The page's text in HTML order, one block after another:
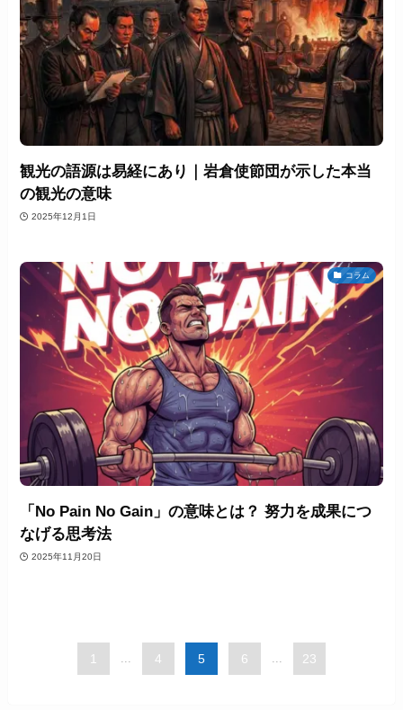
観光の語源は易経にあり｜岩倉使節団が示した本当
の観光の意味
2025年12月1日
コラム
「No Pain No Gain」の意味とは？ 努力を成果につ
なげる思考法
2025年11月20日
1 ... 4 5 6 ... 23